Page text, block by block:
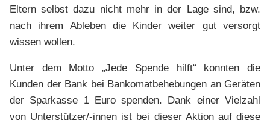
Eltern selbst dazu nicht mehr in der Lage sind, bzw.
nach ihrem Ableben die Kinder weiter gut versorgt
wissen wollen.
Unter dem Motto „Jede Spende hilft“ konnten die
Kunden der Bank bei Bankomatbehebungen an Geräten
der Sparkasse 1 Euro spenden. Dank einer Vielzahl
von Unterstützer/-innen ist bei dieser Aktion auf diese